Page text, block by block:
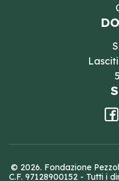
© 2026. Fondazione
C.F. 97128900152 - Tutti i